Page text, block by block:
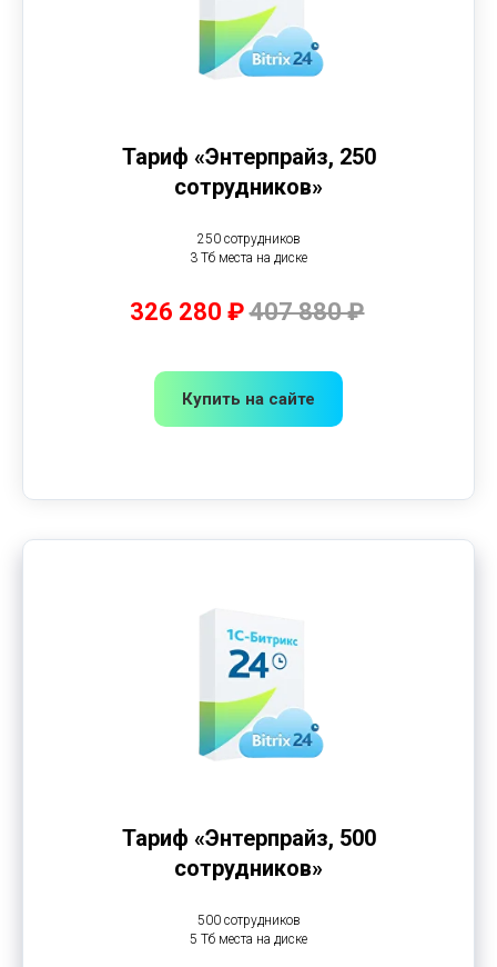
Тариф «Энтерпрайз, 250
сотрудников»
250 сотрудников
3 Тб места на диске
326 280 ₽407 880 ₽
Купить на сайте
Тариф «Энтерпрайз, 500
сотрудников»
500 сотрудников
5 Тб места на диске